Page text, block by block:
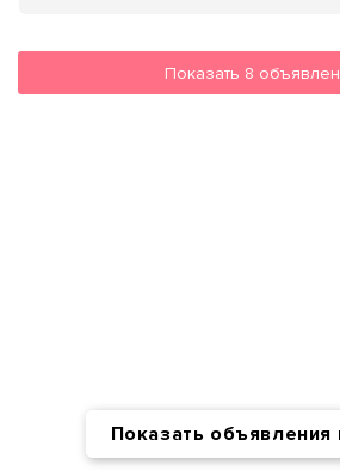
Показать 8
Показать объявления